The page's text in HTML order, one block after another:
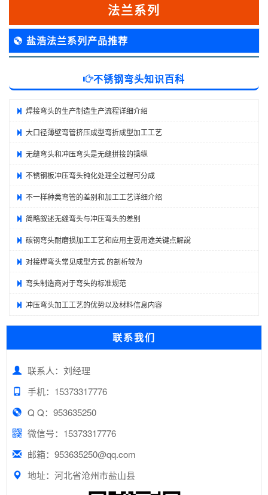
法兰系列
盐浩法兰系列产品推荐
不锈钢弯头知识百科
焊接弯头的生产制造生产流程详细介绍
大口径薄壁弯管挤压成型弯折成型加工工艺
无缝弯头和冲压弯头是无缝拼接的操纵
不锈钢板冲压弯头钝化处理全过程可分成
不一样种类弯管的差别和加工工艺详细介绍
简略叙述无缝弯头与冲压弯头的差别
碳钢弯头耐磨损加工工艺和应用主要用途关键点解說
对接焊弯头常见成型方式 的剖析较为
弯头制造商对于弯头的标准规范
冲压弯头加工工艺的优势以及材料信息内容
联系我们
联系人：刘经理
手机：15373317776
Q Q：953635250
微信号：15373317776
邮箱：953635250@qq.com
地址：河北省沧州市盐山县